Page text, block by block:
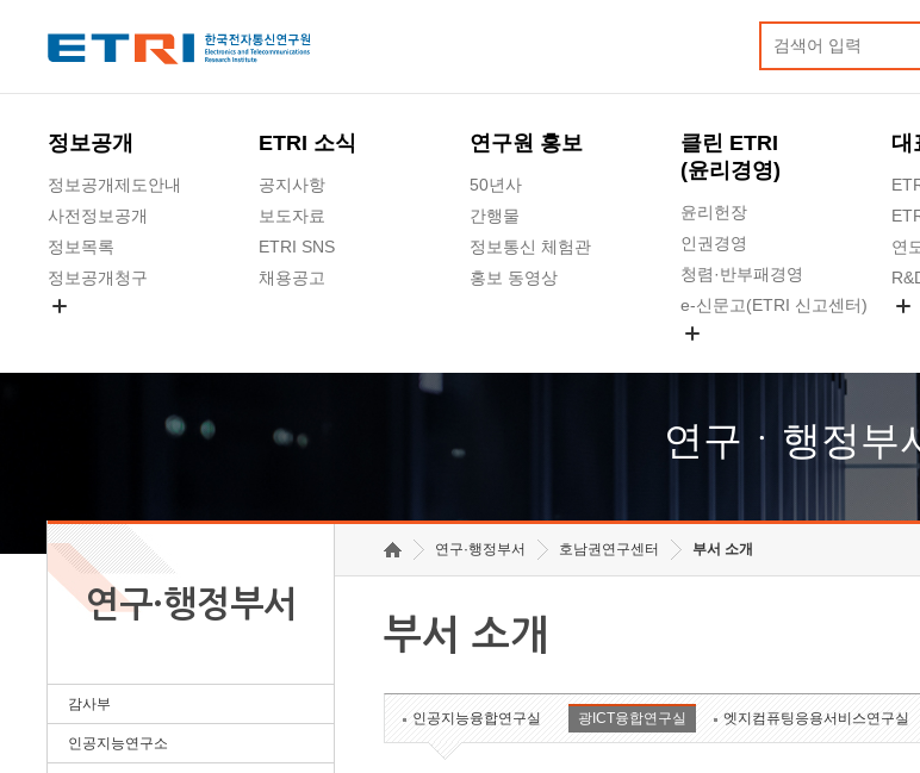
정보공개
정보공개제도안내
사전정보공개
정보목록
정보공개청구
ETRI 소식
공지사항
보도자료
ETRI SNS
채용공고
연구원 홍보
50년사
간행물
정보통신 체험관
홍보 동영상
클린 ETRI
(윤리경영)
윤리헌장
인권경영
청렴·반부패경영
e-신문고(ETRI 신고센터)
고객의소리
수의계약 현황
대
연
연구ㆍ행정부
연구·행정부서
감사부
인공지능연구소
연구·행정부서 호남권연구센터 부서 소개
부서 소개
인공지능융합연구실 광ICT융합연구실 엣지컴퓨팅응용서비스연구실